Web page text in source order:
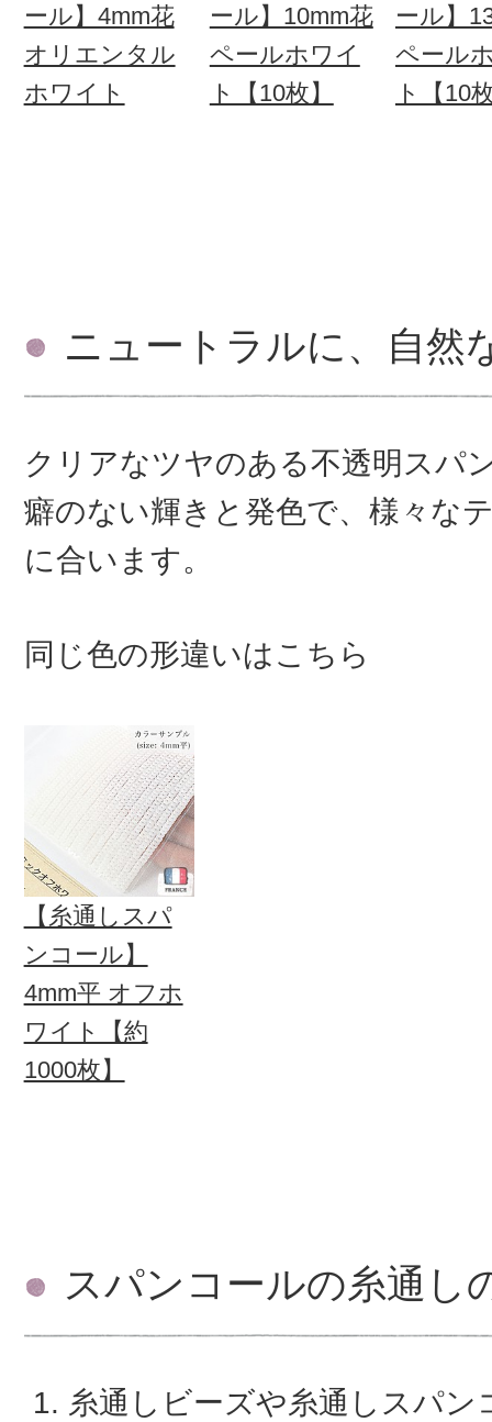
ール】4mm花
オリエンタル
ホワイト
ール】10mm花
ペールホワイ
ト【10枚】
ール】
ペール
ト【10
ニュートラルに、自然
クリアなツヤのある不透明スパ
癖のない輝きと発色で、様々な
に合います。
同じ色の形違いはこちら
【糸通しスパ
ンコール】
4mm平 オフホ
ワイト【約
1000枚】
スパンコールの糸通し
糸通しビーズや糸通しスパン